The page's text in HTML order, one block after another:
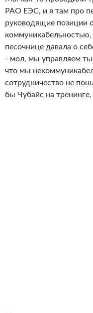
РАО ЕЭС, и я там про
руководящие позиции
песочнице давала о
- мол, мы управляем
что мы
сотрудничество не
бы Чубайс на